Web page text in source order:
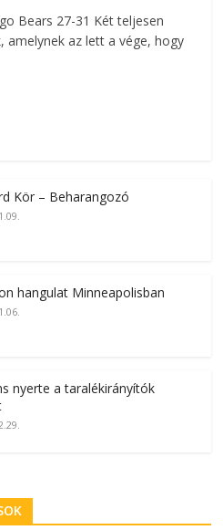
Bears 27-31 Két teljesen
amelynek az lett a vége, hogy
Kör – Beharangozó
hangulat Minneapolisban
nyerte a taralékirányítók